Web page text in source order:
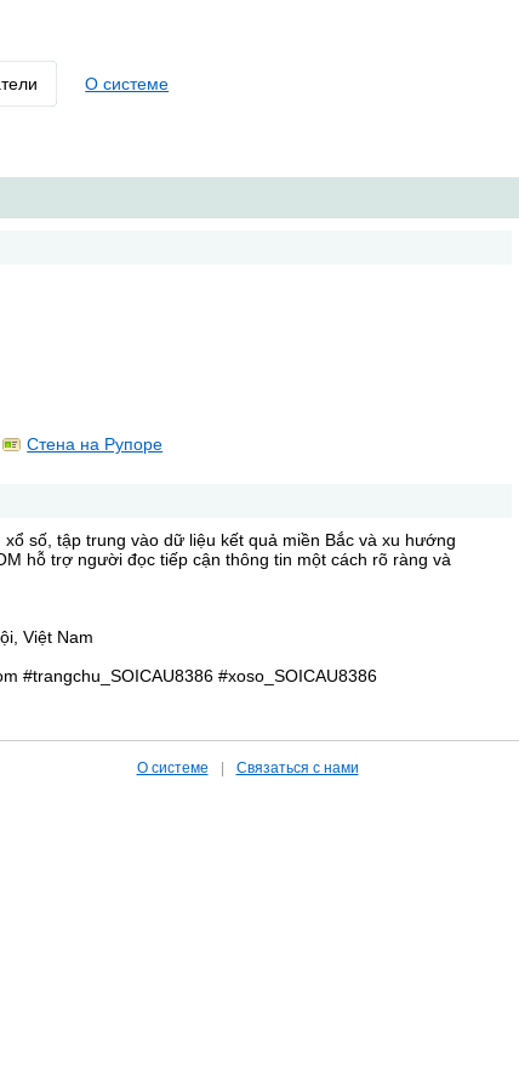
О системе
Стена на Рупоре
số, tập trung vào dữ liệu kết quả miền Bắc và xu hướng
hỗ trợ người đọc tiếp cận thông tin một cách rõ ràng và
Việt Nam
#trangchu_SOICAU8386 #xoso_SOICAU8386
О системе Связаться с нами